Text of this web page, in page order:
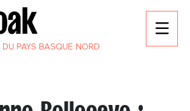
PAYS BASQUE NORD